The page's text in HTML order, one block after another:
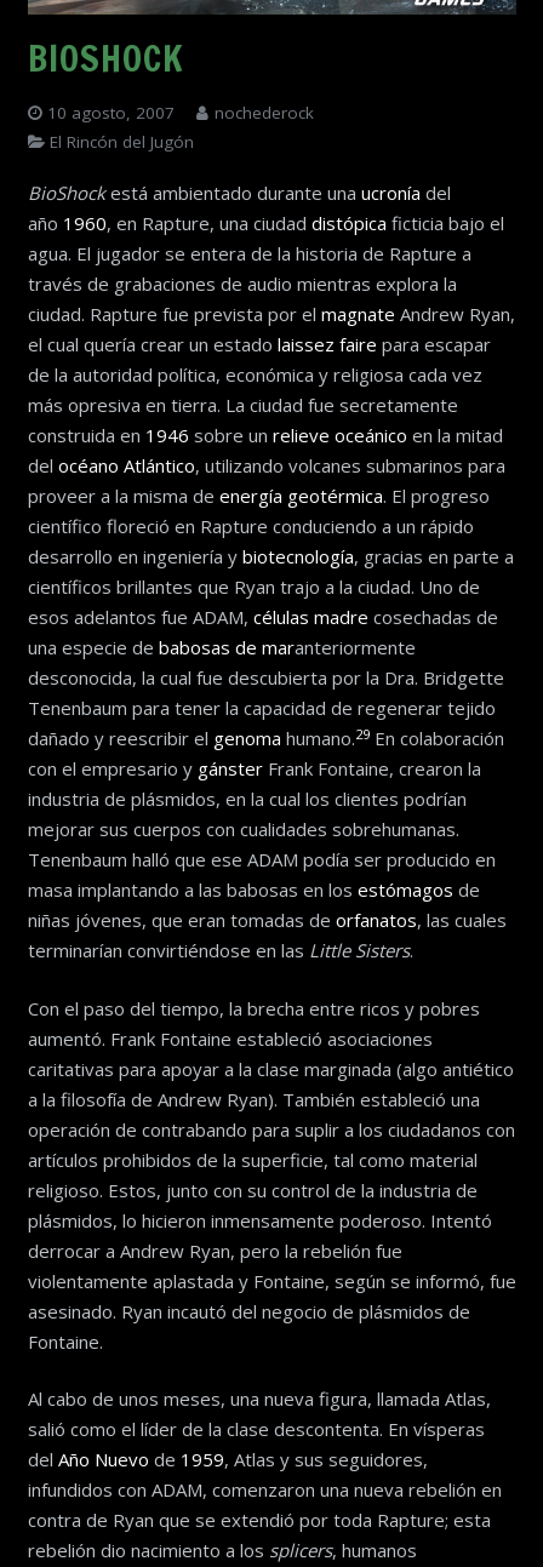
BIOSHOCK
10 agosto, 2007
nochederock
El Rincón del Jugón
BioShockestá ambientado durante una ucronía del
año 1960, en Rapture, una ciudad distópica ficticia bajo el
agua. El jugador se entera de la historia de Rapture a
través de grabaciones de audio mientras explora la
ciudad.​ Rapture fue prevista por el magnate Andrew Ryan,
el cual quería crear un estado laissez faire para escapar
de la autoridad política, económica y religiosa cada vez
más opresiva en tierra.​ La ciudad fue secretamente
construida en 1946 sobre un relieve oceánico en la mitad
del océano Atlántico, utilizando volcanes submarinos para
proveer a la misma de energía geotérmica. El progreso
científico floreció en Rapture conduciendo a un rápido
desarrollo en ingeniería y biotecnología, gracias en parte a
científicos brillantes que Ryan trajo a la ciudad. Uno de
esos adelantos fue ADAM, células madre cosechadas de
una especie de babosas de maranteriormente
desconocida, la cual fue descubierta por la Dra. Bridgette
Tenenbaum para tener la capacidad de regenerar tejido
dañado y reescribir el genoma humano.29​ En colaboración
con el empresario y gánsterFrank Fontaine, crearon la
industria de plásmidos, en la cual los clientes podrían
mejorar sus cuerpos con cualidades sobrehumanas.
Tenenbaum halló que ese ADAM podía ser producido en
masa implantando a las babosas en los estómagos de
niñas jóvenes, que eran tomadas de orfanatos, las cuales
terminarían convirtiéndose en las Little Sisters.
Con el paso del tiempo, la brecha entre ricos y pobres
aumentó. Frank Fontaine estableció asociaciones
caritativas para apoyar a la clase marginada (algo antiético
a la filosofía de Andrew Ryan). También estableció una
operación de contrabando para suplir a los ciudadanos con
artículos prohibidos de la superficie, tal como material
religioso. Estos, junto con su control de la industria de
plásmidos, lo hicieron inmensamente poderoso. Intentó
derrocar a Andrew Ryan, pero la rebelión fue
violentamente aplastada y Fontaine, según se informó, fue
asesinado. Ryan incautó del negocio de plásmidos de
Fontaine.
Al cabo de unos meses, una nueva figura, llamada Atlas,
salió como el líder de la clase descontenta. En vísperas
del Año Nuevo de 1959, Atlas y sus seguidores,
infundidos con ADAM, comenzaron una nueva rebelión en
contra de Ryan que se extendió por toda Rapture; esta
rebelión dio nacimiento a los splicers, humanos